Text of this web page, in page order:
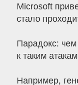
Microsoft
стало
Парадокс:
к таким
Например,